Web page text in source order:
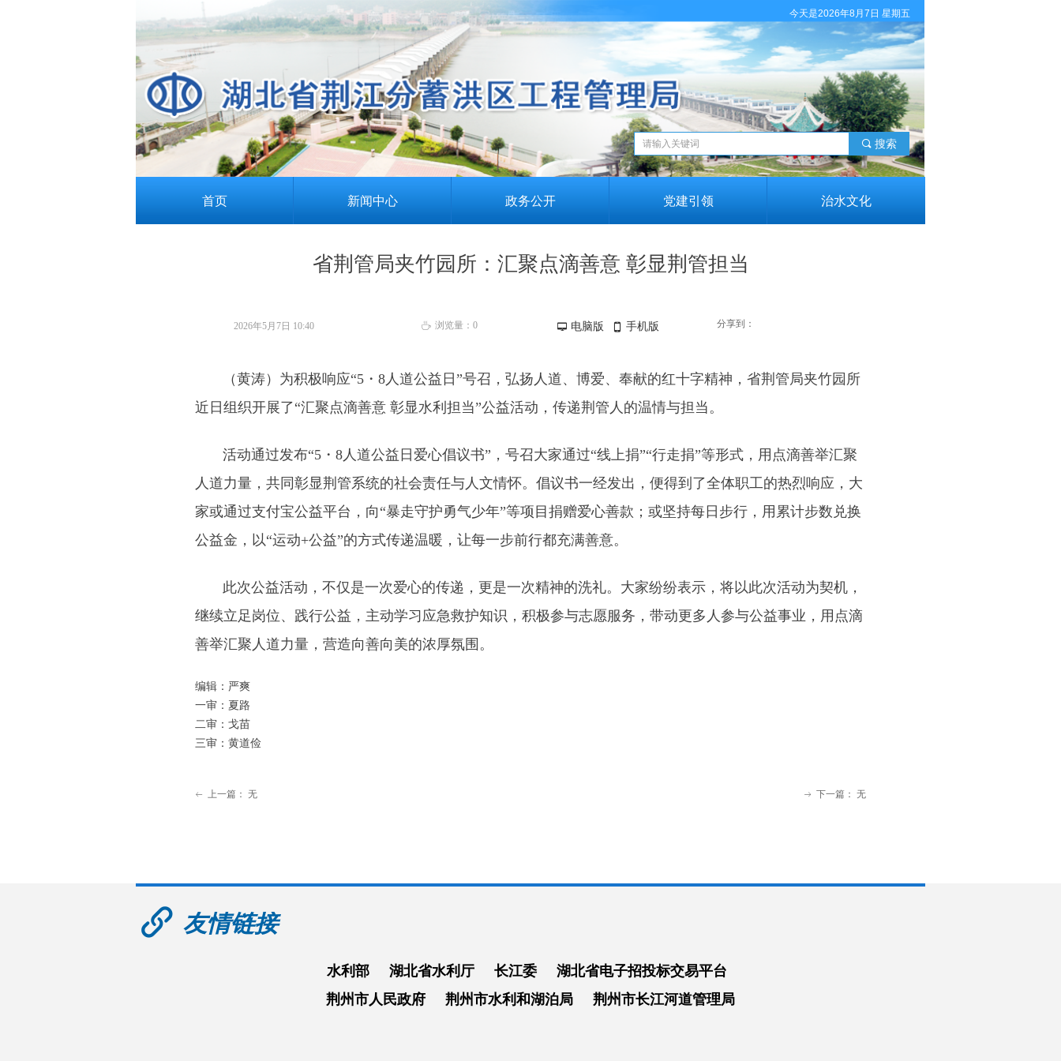
首页 新闻中心 政务公开 党建引领 治水文化
끠 搜索
今天是2026年8月7日 星期五
省荆管局夹竹园所：汇聚点滴善意 彰显荆管担当
（黄涛）为积极响应“5・8人道公益日”号召，弘扬人道、博爱、奉献的红十字精神，省荆管局夹竹园所
近日组织开展了“汇聚点滴善意 彰显水利担当”公益活动，传递荆管人的温情与担当。
活动通过发布“5・8人道公益日爱心倡议书”，号召大家通过“线上捐”“行走捐”等形式，用点滴善举汇聚
人道力量，共同彰显荆管系统的社会责任与人文情怀。倡议书一经发出，便得到了全体职工的热烈响应，大
家或通过支付宝公益平台，向“暴走守护勇气少年”等项目捐赠爱心善款；或坚持每日步行，用累计步数兑换
公益金，以“运动+公益”的方式传递温暖，让每一步前行都充满善意。
此次公益活动，不仅是一次爱心的传递，更是一次精神的洗礼。大家纷纷表示，将以此次活动为契机，
继续立足岗位、践行公益，主动学习应急救护知识，积极参与志愿服务，带动更多人参与公益事业，用点滴
善举汇聚人道力量，营造向善向美的浓厚氛围。
编辑：严爽
一审：夏路
二审：戈苗
三审：黄道俭
2026年5月7日 10:40 ꄘ 浏览量： 0
ꂃ 上一篇： 无 ꁹ 下一篇： 无
分享到：
넡 电脑版 넓 手机版
友情链接
水利部 湖北省水利厅 长江委
湖北省电子招投标交易平台
荆州市人民政府
荆州市水利和湖泊局 荆州市长江河道管理局